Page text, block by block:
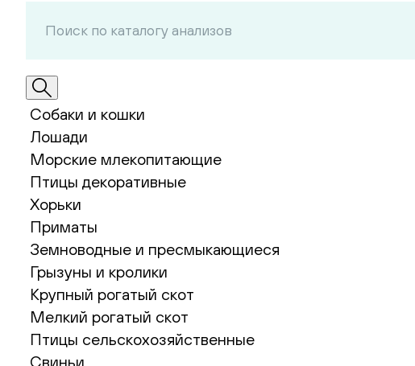
Собаки и кошки
Лошади
Морские млекопитающие
Птицы декоративные
Хорьки
Приматы
Земноводные и пресмыкающиеся
Грызуны и кролики
Крупный рогатый скот
Мелкий рогатый скот
Птицы сельскохозяйственные
Свиньи